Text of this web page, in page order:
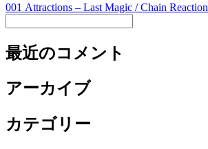
001 Attractions – Last Magic / Chain Reaction
最近のコメント
アーカイブ
カテゴリー